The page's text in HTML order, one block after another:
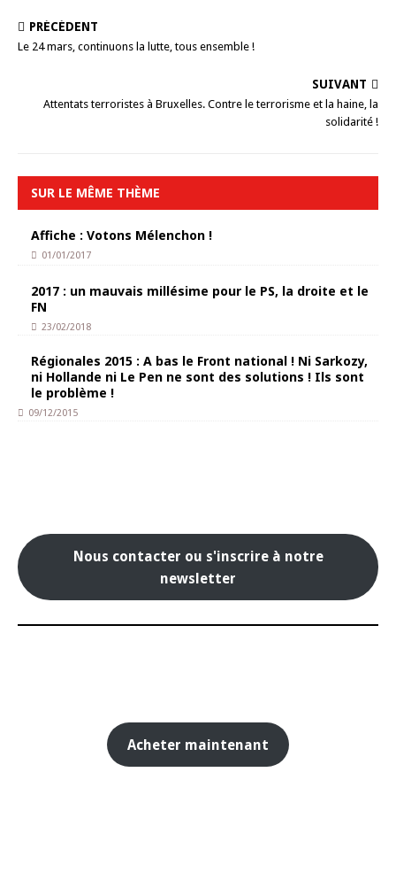
PRÉCÉDENT
Le 24 mars, continuons la lutte, tous ensemble !
SUIVANT
Attentats terroristes à Bruxelles. Contre le terrorisme et la haine, la
solidarité !
SUR LE MÊME THÈME
Affiche : Votons Mélenchon !
01/01/2017
2017 : un mauvais millésime pour le PS, la droite et le
FN
23/02/2018
Régionales 2015 : A bas le Front national ! Ni Sarkozy,
ni Hollande ni Le Pen ne sont des solutions ! Ils sont
le problème !
09/12/2015
Nous contacter ou s'inscrire à notre
newsletter
Acheter maintenant